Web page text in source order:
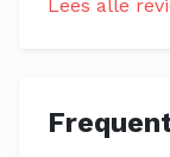
Lees alle